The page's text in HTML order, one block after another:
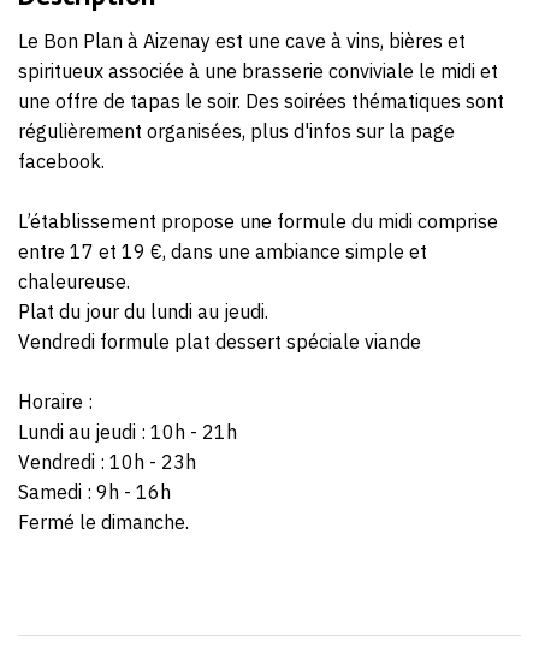
Le Bon Plan à Aizenay est une cave à vins, bières et
spiritueux associée à une brasserie conviviale le midi et
une offre de tapas le soir. Des soirées thématiques sont
régulièrement organisées, plus d'infos sur la page
facebook.
L’établissement propose une formule du midi comprise
entre 17 et 19 €, dans une ambiance simple et
chaleureuse.
Plat du jour du lundi au jeudi.
Vendredi formule plat dessert spéciale viande
Horaire :
Lundi au jeudi : 10h - 21h
Vendredi : 10h - 23h
Samedi : 9h - 16h
Fermé le dimanche.